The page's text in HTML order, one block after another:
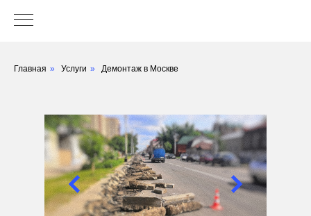
Главная » Услуги » Демонтаж в Москве